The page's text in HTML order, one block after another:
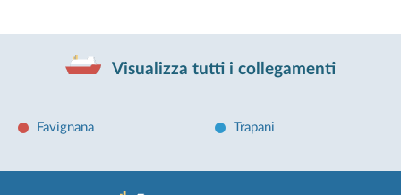
Visualizza tutti i collegamenti
Favignana Trapani